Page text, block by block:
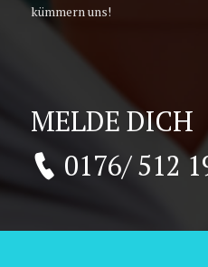
kümmern uns!
MELDE DICH
0176/ 512